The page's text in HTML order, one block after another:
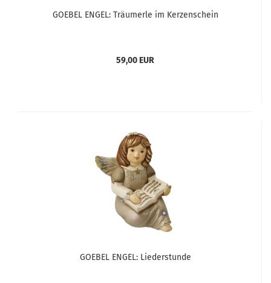
GOEBEL ENGEL: Träumerle im Kerzenschein
59,00 EUR
GOEBEL ENGEL: Liederstunde